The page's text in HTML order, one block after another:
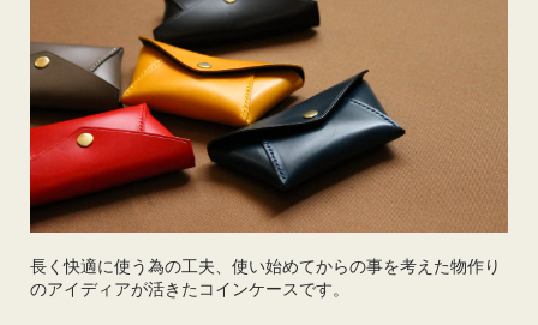
長く快適に使う為の工夫、使い始めてからの事を考えた物作り
のアイディアが活きたコインケースです。